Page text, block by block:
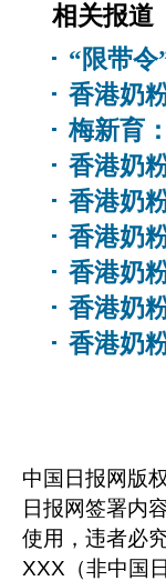
相关报道
“限带
香港奶
梅新育
香港奶
香港奶
香港奶
香港奶
香港奶
香港奶
中国日报网版
日报网签署内
使用，违者必
XXX（非中国